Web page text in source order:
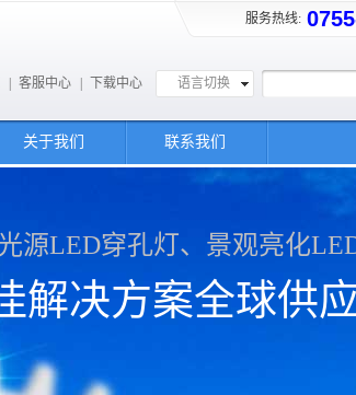
服务热线:
语言切换
客服中心 下载中心
关于我们 联系我们
源LED穿孔灯、景观亮化
解决方案全球供